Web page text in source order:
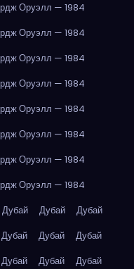
Оруэлл — 1984
Оруэлл — 1984
Оруэлл — 1984
Оруэлл — 1984
Оруэлл — 1984
Оруэлл — 1984
Оруэлл — 1984
Оруэлл — 1984
Дубай Дубай
Дубай
Дубай Дубай
Дубай
Дубай Дубай
Дубай